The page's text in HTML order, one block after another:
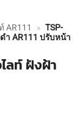
AR111 » TSP-
ำ AR111 ปรับหน้า
ลท์ ฝังฝ้า